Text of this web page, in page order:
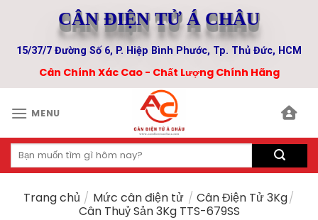
content
CÂN ĐIỆN TỬ Á CHÂU
15/37/7 Đường Số 6, P. Hiệp Bình Phước, Tp. Thủ Đức, HCM
Cân Chính Xác Cao - Chất Lượng Chính Hãng
MENU
Tìm
kiếm:
Trang chủ / Mức cân điện tử / Cân Điện Tử 3Kg/
Cân Thuỷ Sản 3Kg TTS-679SS